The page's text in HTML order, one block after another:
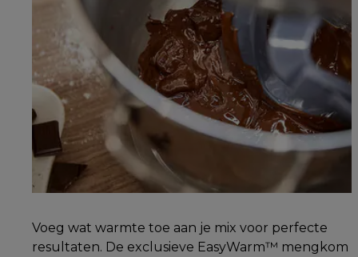
Voeg wat warmte toe aan je mix voor perfecte
resultaten. De exclusieve EasyWarm™ mengkom